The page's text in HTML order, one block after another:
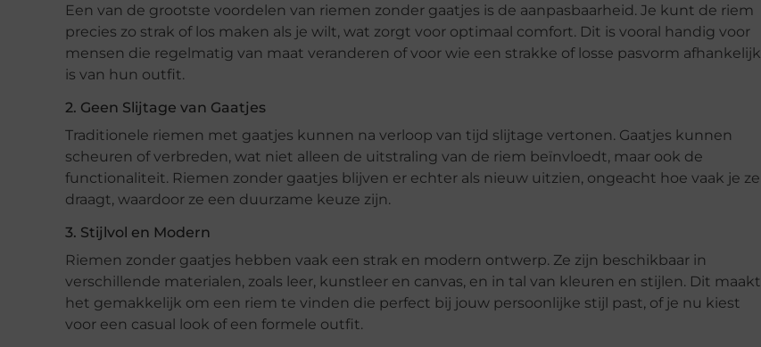
Een van de grootste voordelen van riemen zonder gaatjes is de aanpasbaarheid. Je kunt de riem
precies zo strak of los maken als je wilt, wat zorgt voor optimaal comfort. Dit is vooral handig voor
mensen die regelmatig van maat veranderen of voor wie een strakke of losse pasvorm afhankelijk
is van hun outfit.
2. Geen Slijtage van Gaatjes
Traditionele riemen met gaatjes kunnen na verloop van tijd slijtage vertonen. Gaatjes kunnen
scheuren of verbreden, wat niet alleen de uitstraling van de riem beïnvloedt, maar ook de
functionaliteit. Riemen zonder gaatjes blijven er echter als nieuw uitzien, ongeacht hoe vaak je ze
draagt, waardoor ze een duurzame keuze zijn.
3. Stijlvol en Modern
Riemen zonder gaatjes hebben vaak een strak en modern ontwerp. Ze zijn beschikbaar in
verschillende materialen, zoals leer, kunstleer en canvas, en in tal van kleuren en stijlen. Dit maakt
het gemakkelijk om een riem te vinden die perfect bij jouw persoonlijke stijl past, of je nu kiest
voor een casual look of een formele outfit.